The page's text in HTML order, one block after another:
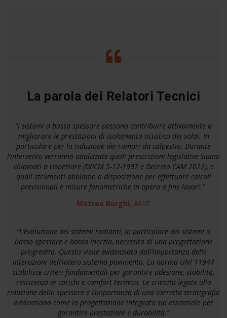
La parola dei Relatori Tecnici
“I sistemi a basso spessore possono contribuire attivamente a
migliorare le prestazioni di isolamento acustico dei solai. In
particolare per la riduzione dei rumori da calpestio. Durante
l’intervento verranno analizzate quali prescrizioni legislative siamo
chiamati a rispettare (DPCM 5-12-1997 e Decreto CAM 2022), e
quali strumenti abbiamo a disposizione per effettuare calcoli
previsionali e misure fonometriche in opera a fine lavori.”
Matteo Borghi, ANIT
“L’evoluzione dei sistemi radianti, in particolare dei sistemi a
basso spessore e bassa inerzia, necessita di una progettazione
progredita. Questa viene evidenziata dall’importanza delle
interazioni dell’intero sistema pavimento. La norma UNI 11944
stabilisce criteri fondamentali per garantire adesione, stabilità,
resistenza ai carichi e comfort termico. Le criticità legate alla
riduzione dello spessore e l’importanza di una corretta stratigrafia
evidenziano come la progettazione integrata sia essenziale per
garantire prestazioni e durabilità.”